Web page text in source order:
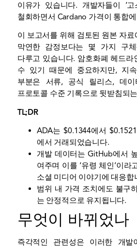
이유가 있습니다. 개발자들이 ‘
철회하면서 Cardano 가격이 통합
이 보고서를 위해 검토된 원본 자
막연한 감정보다는 몇 가지 구
다루고 있습니다. 암호화폐 헤드라
수 있기 때문에 중요하지만, 지
부분은 서류, 공식 릴리스, 데
프로토콜 수준 기록으로 뒷받침되
TL;DR
ADA는 $0.1344에서
에서 거래되었습니다.
개발 데이터는 GitHub에서
여주며 이를 ‘유령 체인’이라
소셜 미디어 이야기에 대응합
범위 내 가격 조치에도 불구
는 안정적으로 유지됩니다.
무엇이 바뀌었나
즉각적인 관련성은 이러한 개발